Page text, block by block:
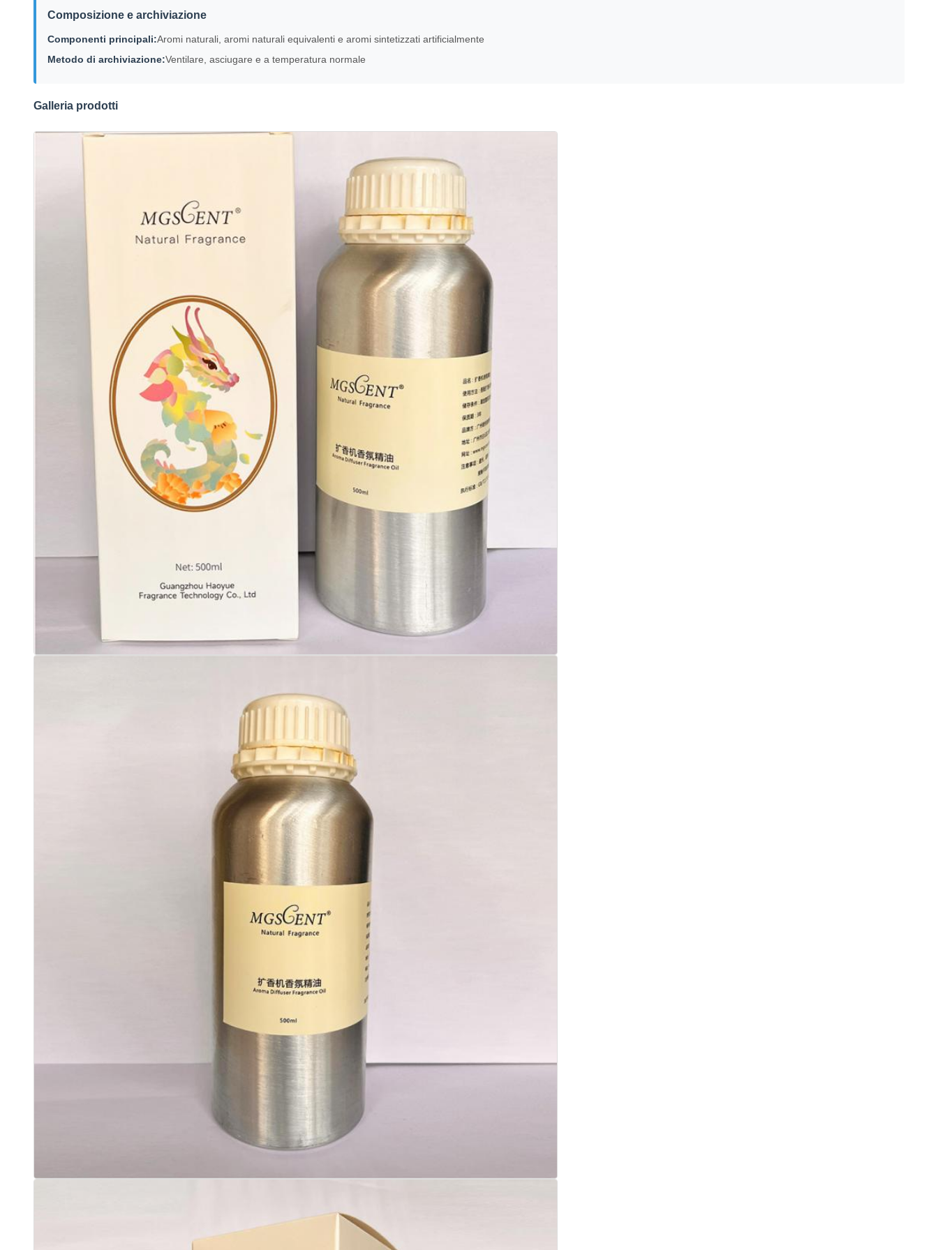
Composizione e archiviazione
Componenti principali:Aromi naturali, aromi naturali equivalenti e aromi sintetizzati artificialmente
Metodo di archiviazione:Ventilare, asciugare e a temperatura normale
Galleria prodotti